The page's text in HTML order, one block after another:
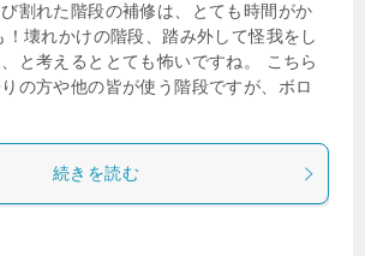
割れた階段の補修は、とても時間がか
壊れかけの階段、踏み外して怪我をし
と考えるととても怖いですね。 こちら
の方や他の皆が使う階段ですが、ボロ
続きを読む